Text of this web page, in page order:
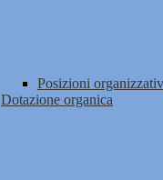
Posizioni
Dotazione organica